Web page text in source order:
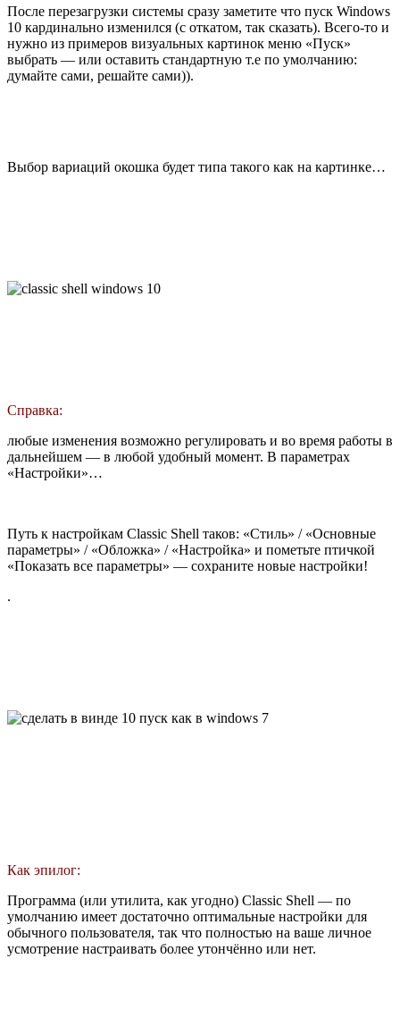
После перезагрузки системы сразу заметите что пуск Windows
10 кардинально изменился (с откатом, так сказать). Всего-то и
нужно из примеров визуальных картинок меню «Пуск»
выбрать — или оставить стандартную т.е по умолчанию:
думайте сами, решайте сами)).
Выбор вариаций окошка будет типа такого как на картинке…
Справка:
любые изменения возможно регулировать и во время работы в
дальнейшем — в любой удобный момент. В параметрах
«Настройки»…
Путь к настройкам Classic Shell таков: «Стиль» / «Основные
параметры» / «Обложка» / «Настройка» и пометьте птичкой
«Показать все параметры» — сохраните новые настройки!
.
Как эпилог:
Программа (или утилита, как угодно) Classic Shell — по
умолчанию имеет достаточно оптимальные настройки для
обычного пользователя, так что полностью на ваше личное
усмотрение настраивать более утончённо или нет.